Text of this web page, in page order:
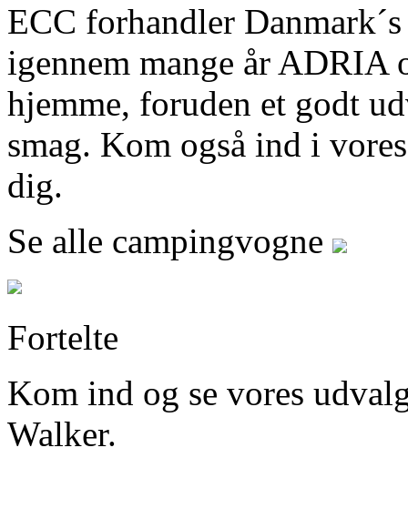
ECC forhandler
igennem mange år ADRIA
hjemme, foruden et godt
smag. Kom også ind i
dig.
Se alle campingvogne
Fortelte
Kom ind og se vores
Walker.